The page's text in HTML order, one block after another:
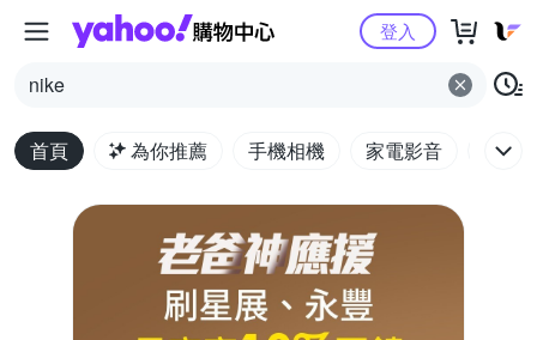
Yahoo購物中心
nike
登入
首頁 為你推薦 手機相機 家電影音 電腦